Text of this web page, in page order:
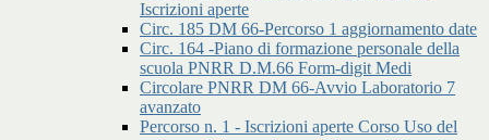
Iscrizioni aperte
Circ. 185 DM 66-Percorso 1 aggiornamento date
Circ. 164 -Piano di formazione personale della
scuola PNRR D.M.66 Form-digit Medi
Circolare PNRR DM 66-Avvio Laboratorio 7
avanzato
Percorso n. 1 - Iscrizioni aperte Corso Uso del